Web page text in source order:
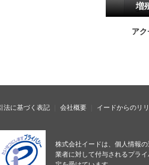
増
ア
法に基づく表記 会社概要 イードからのリ
株式会社イードは、個人情報
業者に対して付与されるプラ